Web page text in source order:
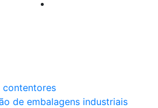
contentores
de embalagens industriais